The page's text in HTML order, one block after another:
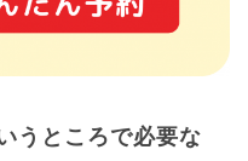
うところで必要な